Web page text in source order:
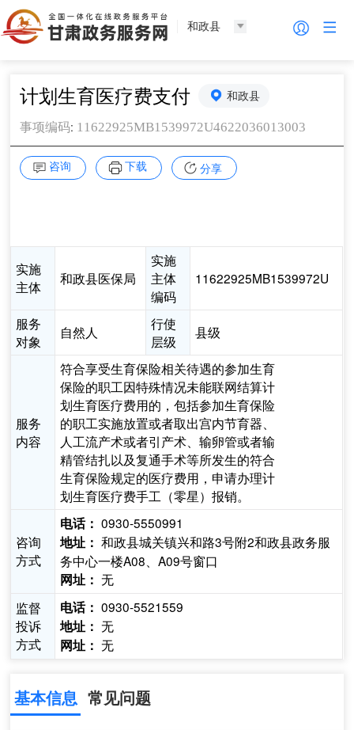
和政县
计划生育医疗费支付 和政县
事项编码: 11622925MB1539972U4622036013003
咨询 下载 分享
实施
主体
和政县医保局
实施
主体
编码
11622925MB1539972U
服务
对象
自然人
行使
层级
县级
服务
内容
符合享受生育保险相关待遇的参加生育
保险的职工因特殊情况未能联网结算计
划生育医疗费用的，包括参加生育保险
的职工实施放置或者取出宫内节育器、
人工流产术或者引产术、输卵管或者输
精管结扎以及复通手术等所发生的符合
生育保险规定的医疗费用，申请办理计
划生育医疗费手工（零星）报销。
咨询
方式
电话： 0930-5550991
地址： 和政县城关镇兴和路3号附2和政县政务服
务中心一楼A08、A09号窗口
网址： 无
监督
投诉
方式
电话： 0930-5521559
地址： 无
网址： 无
基本信息 常见问题